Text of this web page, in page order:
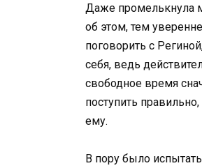
Даже промелькнула
об этом, тем
поговорить с
себя, ведь
свободное время
поступить
ему.
В пору было